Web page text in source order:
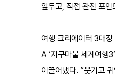
앞두고, 직접 관전 포
여행 크리에이터 3대장
A ‘지구마불 세계여행
이끌어냈다. “웃기고